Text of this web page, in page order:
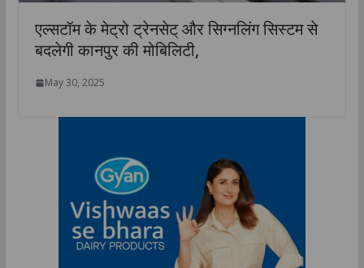
एल्सटॉम के मेट्रो ट्रेनसेट् और सिग्नलिंग सिस्टम से
बदलेगी कानपुर की मोबिलिटी,
May 30, 2025